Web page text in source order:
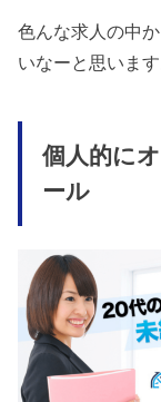
色んな求人の中
いなーと思います
個人的に
ール